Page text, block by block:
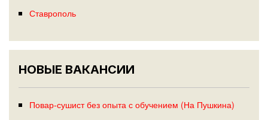
Ставрополь
НОВЫЕ ВАКАНСИИ
Повар-сушист без опыта с обучением (На Пушкина)